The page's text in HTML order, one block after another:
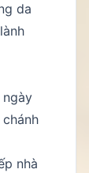
da
ngày
nhà